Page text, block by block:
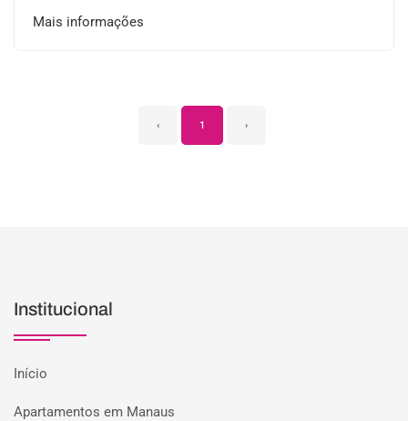
Mais informações
‹ 1 ›
Institucional
Início
Apartamentos em Manaus